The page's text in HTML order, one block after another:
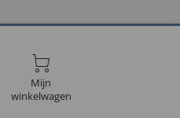
Mijn
winkelwagen